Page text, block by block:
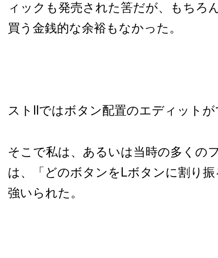
ィックも発売された筈だが、もちろ
買う金銭的な余裕もなかった。
ストIIではボタン配置のエディット
そこで私は、あるいは当時の多くの
は、「どのボタンをLボタンに割り
強いられた。